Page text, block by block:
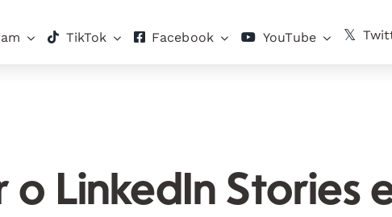
TikTok Facebook YouTube
o LinkedIn Stories